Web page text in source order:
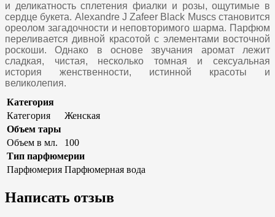
и деликатность сплетения фиалки и розы, ощутимые в
сердце букета. Alexandre J Zafeer Black Muscs становится
ореолом загадочности и неповторимого шарма. Парфюм
переливается дивной красотой с элементами восточной
роскоши. Однако в основе звучания аромат лежит
сладкая, чистая, несколько томная и сексуальная
история женственности, истинной красоты и
великолепия.
Категория
Категория
Женская
Объем тары
Объем в мл.
100
Тип парфюмерии
Парфюмерия Парфюмерная вода
Написать отзыв